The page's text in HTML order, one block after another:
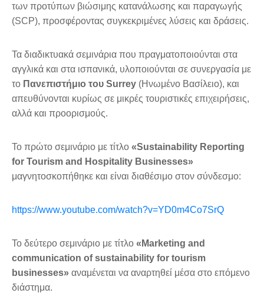
των προτύπων βιώσιμης κατανάλωσης και παραγωγής
(SCP), προσφέροντας συγκεκριμένες λύσεις και δράσεις.
Τα διαδικτυακά σεμινάρια που πραγματοποιούνται στα
αγγλικά και στα ισπανικά, υλοποιούνται σε συνεργασία με
το Πανεπιστήμιο του Surrey (Ηνωμένο Βασίλειο), και
απευθύνονται κυρίως σε μικρές τουριστικές επιχειρήσεις,
αλλά και προορισμούς.
Το πρώτο σεμινάριο με τίτλο «Sustainability Reporting
for Tourism and Hospitality Businesses»
μαγνητοσκοπήθηκε και είναι διαθέσιμο στον σύνδεσμο:
https://www.youtube.com/watch?v=YD0m4Co7SrQ
Το δεύτερο σεμινάριο με τίτλο «Marketing and
communication of sustainability for tourism
businesses» αναμένεται να αναρτηθεί μέσα στο επόμενο
διάστημα.